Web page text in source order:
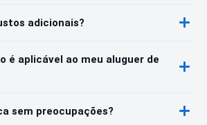
adicionais?
é aplicável ao meu aluguer de
sem preocupações?